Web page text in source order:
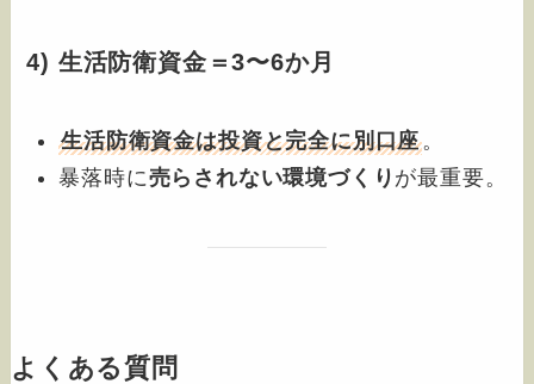
4) 生活防衛資金＝3〜6か月
生活防衛資金は投資と完全に別口座。
暴落時に売らされない環境づくり が最重要。
よくある質問